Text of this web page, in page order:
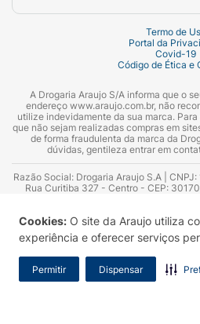
Cookies: O site da Araujo utiliza
experiência e oferecer serviços
Permitir Dispensar
Termo de
Portal da
Covid-19
Código de Ética e
A Drogaria Araujo S/A informa que o
endereço www.araujo.com.br, não
utilize indevidamente da sua marca.
que não sejam realizadas compras em
de forma fraudulenta da marca da
dúvidas, gentileza entrar em
Razão Social: Drogaria Araujo S.A |
Rua Curitiba 327 - Centro - CEP:
Azevedo Guimarães – CRF 10.965 |
Consultor substituto: Thiago Aguiar
Sanitário: 2025020713 | Autorização de